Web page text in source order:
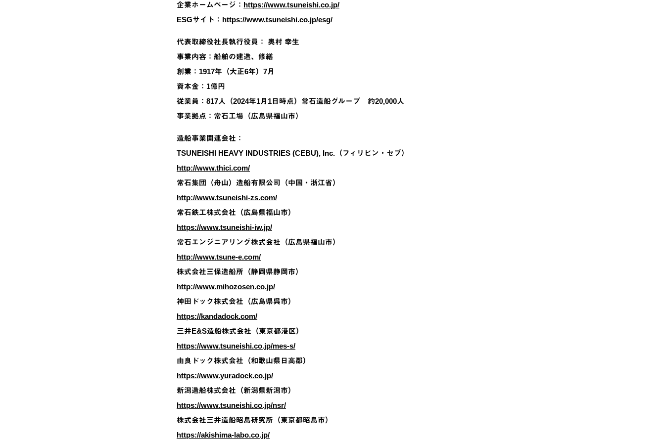
企業ホームページ： https://www.tsuneishi.co.jp/
ESGサイト： https://www.tsuneishi.co.jp/esg/
代表取締役社長執行役員： 奥村 幸生
事業内容：船舶の建造、修繕
創業：1917年（大正6年）7月
資本金：1億円
従業員：817人（2024年1月1日時点）常石造船グループ 約20,000人
事業拠点：常石工場（広島県福山市）
造船事業関連会社：
TSUNEISHI HEAVY INDUSTRIES (CEBU), Inc.（フィリピン・セブ）
http://www.thici.com/
常石集団（舟山）造船有限公司（中国・浙江省）
http://www.tsuneishi-zs.com/
常石鉄工株式会社（広島県福山市）
https://www.tsuneishi-iw.jp/
常石エンジニアリング株式会社（広島県福山市）
http://www.tsune-e.com/
株式会社三保造船所（静岡県静岡市）
http://www.mihozosen.co.jp/
神田ドック株式会社（広島県呉市）
https://kandadock.com/
三井E&S造船株式会社（東京都港区）
https://www.tsuneishi.co.jp/mes-s/
由良ドック株式会社（和歌山県日高郡）
https://www.yuradock.co.jp/
新潟造船株式会社（新潟県新潟市）
https://www.tsuneishi.co.jp/nsr/
株式会社三井造船昭島研究所（東京都昭島市）
https://akishima-labo.co.jp/